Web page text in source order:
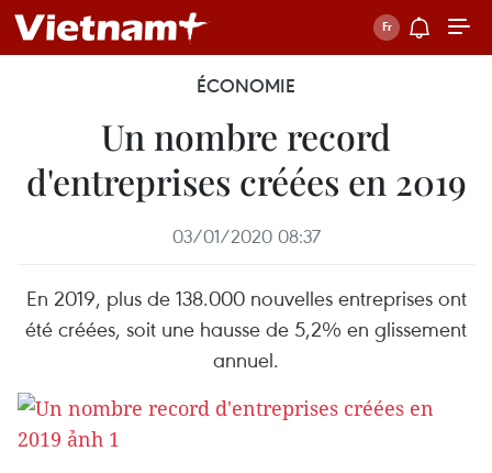
ÉCONOMIE
Un nombre record
d'entreprises créées en 2019
03/01/2020 08:37
En 2019, plus de 138.000 nouvelles entreprises ont
été créées, soit une hausse de 5,2% en glissement
annuel.